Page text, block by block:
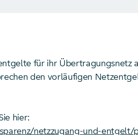
für ihr Übertragungsnetz
den vorläufigen
hier:
netzzugang-und-entgelt/